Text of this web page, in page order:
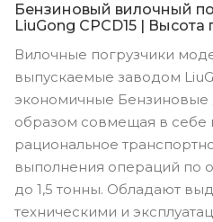
Бензиновый вилочный
LiuGong CPCD15 |
Вилочные погрузчики
выпускаемые заводом
экономичные Бензиновые
образом совмещая в себе
рациональное
выполнения операций по
до 1,5 тонны. Обладают
техническими и